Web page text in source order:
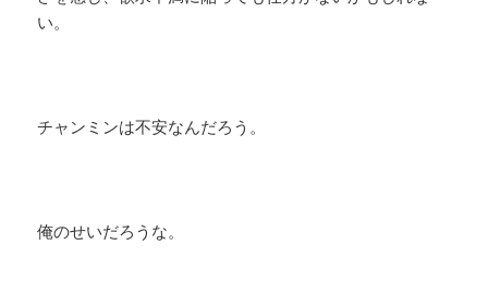
い。
チャンミンは不安なんだろう。
俺のせいだろうな。